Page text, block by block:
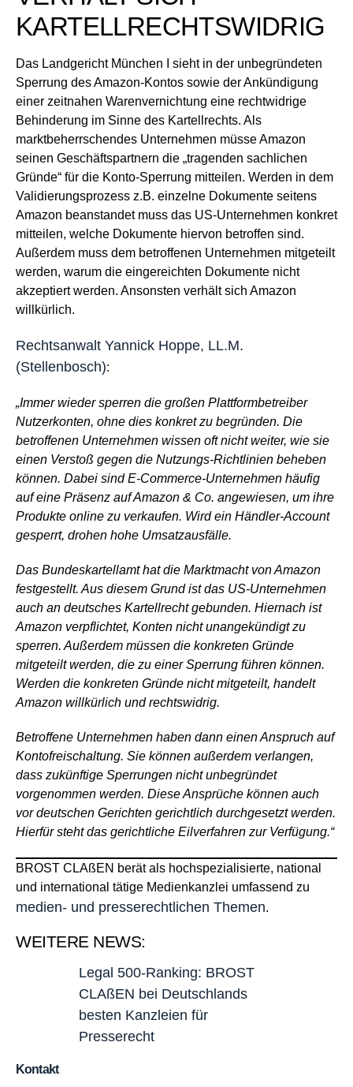
Kontakt
KARTELLRECHTSWIDRIG
Das Landgericht München I sieht in der unbegründeten
Sperrung des Amazon-Kontos sowie der Ankündigung
einer zeitnahen Warenvernichtung eine rechtwidrige
Behinderung im Sinne des Kartellrechts. Als
marktbeherrschendes Unternehmen müsse Amazon
seinen Geschäftspartnern die „tragenden sachlichen
Gründe“ für die Konto-Sperrung mitteilen. Werden in dem
Validierungsprozess z.B. einzelne Dokumente seitens
Amazon beanstandet muss das US-Unternehmen konkret
mitteilen, welche Dokumente hiervon betroffen sind.
Außerdem muss dem betroffenen Unternehmen mitgeteilt
werden, warum die eingereichten Dokumente nicht
akzeptiert werden. Ansonsten verhält sich Amazon
willkürlich.
Rechtsanwalt Yannick Hoppe, LL.M.
(Stellenbosch):
„Immer wieder sperren die großen Plattformbetreiber
Nutzerkonten, ohne dies konkret zu begründen. Die
betroffenen Unternehmen wissen oft nicht weiter, wie sie
einen Verstoß gegen die Nutzungs-Richtlinien beheben
können. Dabei sind E-Commerce-Unternehmen häufig
auf eine Präsenz auf Amazon & Co. angewiesen, um ihre
Produkte online zu verkaufen. Wird ein Händler-Account
gesperrt, drohen hohe Umsatzausfälle.
Das Bundeskartellamt hat die Marktmacht von Amazon
festgestellt. Aus diesem Grund ist das US-Unternehmen
auch an deutsches Kartellrecht gebunden. Hiernach ist
Amazon verpflichtet, Konten nicht unangekündigt zu
sperren. Außerdem müssen die konkreten Gründe
mitgeteilt werden, die zu einer Sperrung führen können.
Werden die konkreten Gründe nicht mitgeteilt, handelt
Amazon willkürlich und rechtswidrig.
Betroffene Unternehmen haben dann einen Anspruch auf
Kontofreischaltung. Sie können außerdem verlangen,
dass zukünftige Sperrungen nicht unbegründet
vorgenommen werden. Diese Ansprüche können auch
vor deutschen Gerichten gerichtlich durchgesetzt werden.
Hierfür steht das gerichtliche Eilverfahren zur Verfügung.“
BROST CLAßEN berät als hochspezialisierte, national
und international tätige Medienkanzlei umfassend zu
medien- und presserechtlichen Themen.
WEITERE NEWS:
Legal 500-Ranking: BROST
CLAßEN bei Deutschlands
besten Kanzleien für
Presserecht